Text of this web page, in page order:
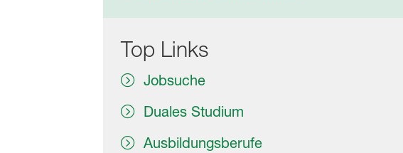
Top Links
Jobsuche
Duales Studium
Ausbildungsberufe